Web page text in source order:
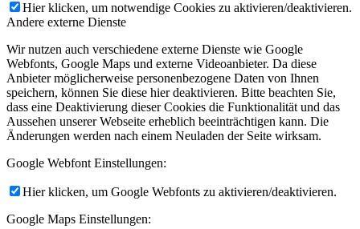
Hier klicken, um notwendige Cookies zu aktivieren/deaktivieren.
Andere externe Dienste
Wir nutzen auch verschiedene externe Dienste wie Google
Webfonts, Google Maps und externe Videoanbieter. Da diese
Anbieter möglicherweise personenbezogene Daten von Ihnen
speichern, können Sie diese hier deaktivieren. Bitte beachten Sie,
dass eine Deaktivierung dieser Cookies die Funktionalität und das
Aussehen unserer Webseite erheblich beeinträchtigen kann. Die
Änderungen werden nach einem Neuladen der Seite wirksam.
Google Webfont Einstellungen:
Hier klicken, um Google Webfonts zu aktivieren/deaktivieren.
Google Maps Einstellungen: